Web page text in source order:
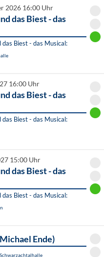
2026 16:00 Uhr
das Biest - das
das Biest - das Musical:
16:00 Uhr
das Biest - das
das Biest - das Musical:
15:00 Uhr
das Biest - das
das Biest - das Musical:
Ende)